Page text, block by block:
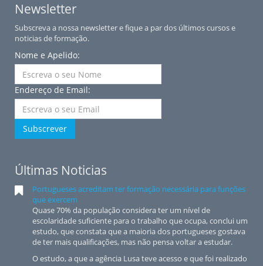
Newsletter
Subscreva a nossa newsletter e fique a par dos últimos cursos e
noticias de formação.
Nome e Apelido:
Endereço de Email:
Subscrever
Últimas Noticias
Portugueses acreditam ter formação necessária para funções
que exercem
Quase 70% da população considera ter um nível de
escolaridade suficiente para o trabalho que ocupa, conclui um
estudo, que constata que a maioria dos portugueses gostava
de ter mais qualificações, mas não pensa voltar a estudar.
O estudo, a que a agência Lusa teve acesso e que foi realizado